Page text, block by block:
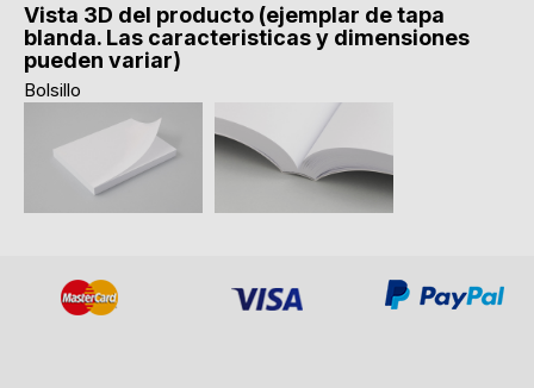
Vista 3D del producto (ejemplar de tapa
blanda. Las caracteristicas y dimensiones
pueden variar)
Bolsillo